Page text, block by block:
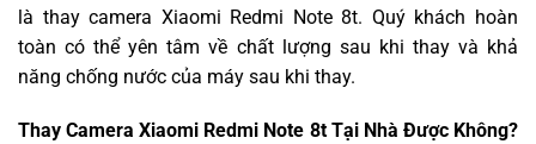
là thay camera Xiaomi Redmi Note 8t. Quý khách hoàn
toàn có thể yên tâm về chất lượng sau khi thay và khả
năng chống nước của máy sau khi thay.
Thay Camera Xiaomi Redmi Note 8t Tại Nhà Được Không?